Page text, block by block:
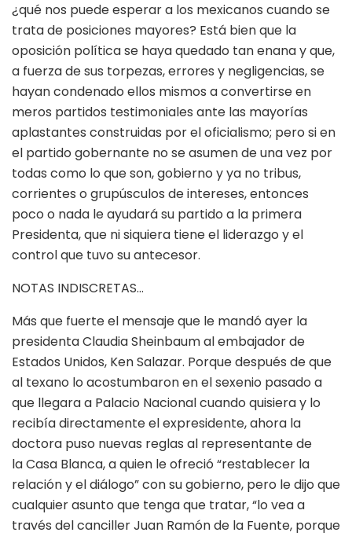
¿qué nos puede esperar a los mexicanos cuando se
trata de posiciones mayores? Está bien que la
oposición política se haya quedado tan enana y que,
a fuerza de sus torpezas, errores y negligencias, se
hayan condenado ellos mismos a convertirse en
meros partidos testimoniales ante las mayorías
aplastantes construidas por el oficialismo; pero si en
el partido gobernante no se asumen de una vez por
todas como lo que son, gobierno y ya no tribus,
corrientes o grupúsculos de intereses, entonces
poco o nada le ayudará su partido a la primera
Presidenta, que ni siquiera tiene el liderazgo y el
control que tuvo su antecesor.
NOTAS INDISCRETAS…
Más que fuerte el mensaje que le mandó ayer la
presidenta Claudia Sheinbaum al embajador de
Estados Unidos, Ken Salazar. Porque después de que
al texano lo acostumbaron en el sexenio pasado a
que llegara a Palacio Nacional cuando quisiera y lo
recibía directamente el expresidente, ahora la
doctora puso nuevas reglas al representante de
la Casa Blanca, a quien le ofreció “restablecer la
relación y el diálogo” con su gobierno, pero le dijo que
cualquier asunto que tenga que tratar, “lo vea a
través del canciller Juan Ramón de la Fuente, porque